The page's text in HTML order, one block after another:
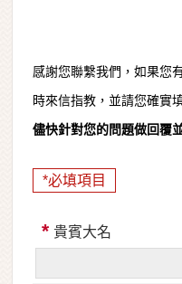
感謝您聯繫我們，如果您
時來信指教，並請您確實
儘快針對您的問題做回覆
*必填項目
* 貴賓大名